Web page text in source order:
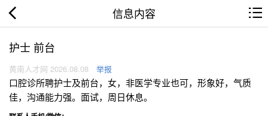
信息内容
护士 前台
黄南人才网 2026.08.08 举报
口腔诊所聘护士及前台，女，非医学专业也可，形象好，气质
佳，沟通能力强。面试，周日休息。